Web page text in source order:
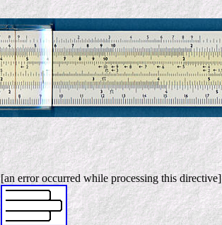
[an error occurred while processing this directive]